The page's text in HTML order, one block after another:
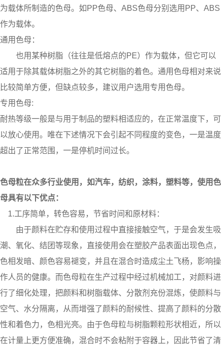
为载体所制造的色母。如PP色母、ABS色母分别选用PP、ABS
作为载体。
通用色母：
也用某种树脂（往往是低熔点的PE）作为载体，但它可以
适用于除其载体树脂之外的其它树脂的着色。通用色母相对来说
比较简单方便，但缺点较多，建议用户选用专用色母。
专用色母:
耐热等级一般是与用于制品的塑料相适应的，在正常温度下，可
以放心使用。唯在下述情况下会引起不同程度的变色，一是温度
超出了正常范围，一是停机时间过长。
色母粒在众多行业使用，如汽车，纺织，涂料，塑料等，使用色
母具有以下优点：
1.工序简单，转色容易，节省时间和原材料：
由于颜料在贮存和使用过程中直接接触空气，于是会发生吸
潮、氧化、结团等现象，直接使用会在塑胶产品表面出现色点，
色相发暗、颜色容易褪变，并且在混合时造成尘土飞杨，影响操
作人员的健康。而色母粒在生产过程中经过机械加工，对颜料进
行了细化处理，把颜料和树脂载体、分散剂充份混炼，使颜料与
空气、水分隔离，从而增强了颜料的耐候性、提高了颜料的分散
性和着色力，色相光亮。由于色母粒与树脂颗粒形状相近，所以
在计量上更方便准确，混合时不会粘附于容器上，因此节省了清